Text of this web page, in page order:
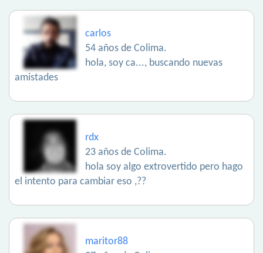
carlos
54 años de Colima.
hola, soy ca..., buscando nuevas
amistades
rdx
23 años de Colima.
hola soy algo extrovertido pero hago
el intento para cambiar eso ,??
maritor88